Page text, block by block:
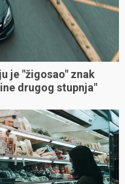
je "žigosao" znak
drugog stupnja"